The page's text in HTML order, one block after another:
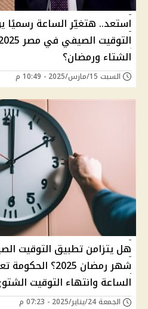
استعد.. هتغيّر الساعة رسميًا
الشتاء ورمضان؟
السبت 15/مارس/2025 - 10:49 م
هل يتزامن تطبيق التوقيت
شهر رمضان 2025؟
الساعة وانتهاء التوقيت
الجمعة 24/يناير/2025 - 07:23 م